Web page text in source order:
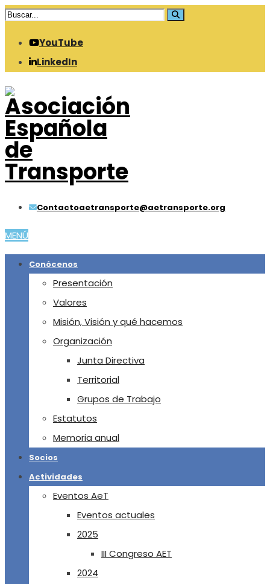
YouTube
LinkedIn
Contactoaetransporte@aetransporte.org
MENÚ
Conócenos
Presentación
Valores
Misión, Visión y qué hacemos
Organización
Junta Directiva
Territorial
Grupos de Trabajo
Estatutos
Memoria anual
Socios
Actividades
Eventos AeT
Eventos actuales
2025
III Congreso AET
2024